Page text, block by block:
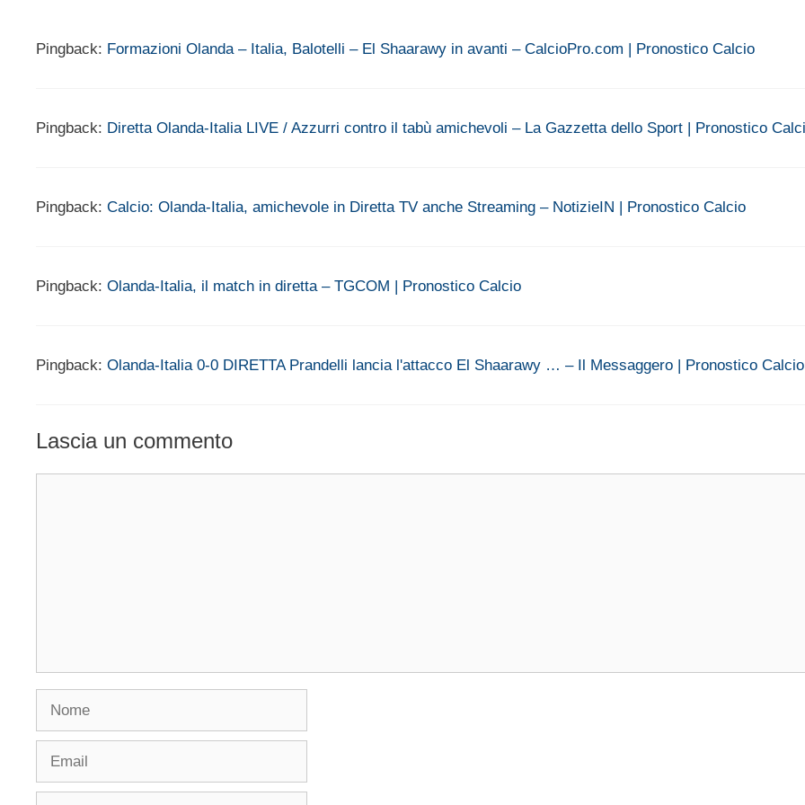
Pingback: Formazioni Olanda – Italia, Balotelli – El Shaarawy in avanti – CalcioPro.com | Pronostico Calcio
Pingback: Diretta Olanda-Italia LIVE / Azzurri contro il tabù amichevoli – La Gazzetta dello Sport | Pronostico
Pingback: Calcio: Olanda-Italia, amichevole in Diretta TV anche Streaming – NotizieIN | Pronostico Calcio
Pingback: Olanda-Italia, il match in diretta – TGCOM | Pronostico Calcio
Pingback: Olanda-Italia 0-0 DIRETTA Prandelli lancia l'attacco El Shaarawy … – Il Messaggero | Pronostico Calcio
Lascia un commento